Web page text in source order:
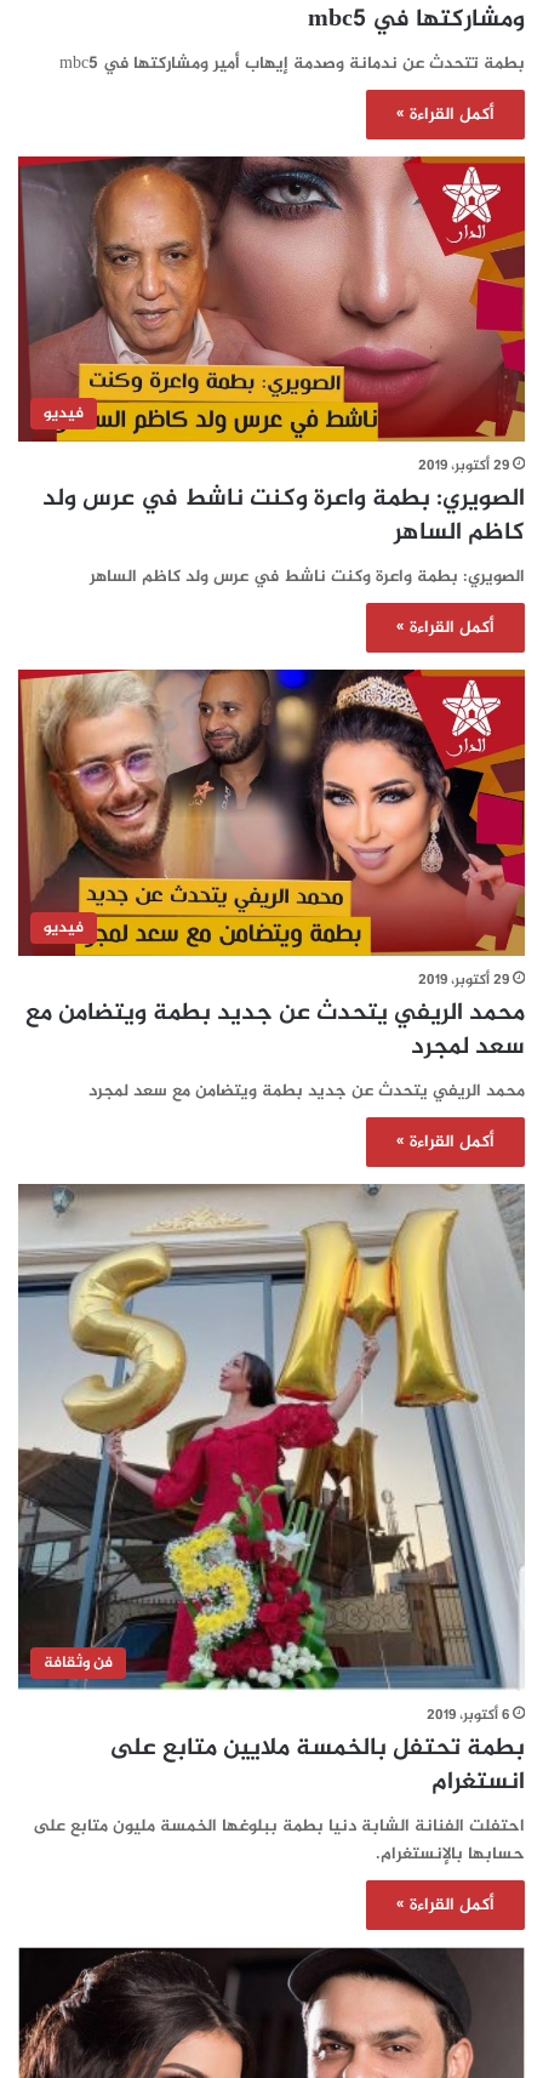
ومشاركتها في mbc5
بطمة تتحدث عن ندمانة وصدمة إيهاب أمير ومشاركتها في mbc5
أكمل القراءة »
فيديو
29 أكتوبر، 2019
الصويري: بطمة واعرة وكنت ناشط في عرس ولد
كاظم الساهر
الصويري: بطمة واعرة وكنت ناشط في عرس ولد كاظم الساهر
أكمل القراءة »
فيديو
29 أكتوبر، 2019
محمد الريفي يتحدث عن جديد بطمة ويتضامن مع
سعد لمجرد
محمد الريفي يتحدث عن جديد بطمة ويتضامن مع سعد لمجرد
أكمل القراءة »
فن وثقافة
6 أكتوبر، 2019
بطمة تحتفل بالخمسة ملايين متابع على
انستغرام
احتفلت الفنانة الشابة دنيا بطمة ببلوغها الخمسة مليون متابع على
حسابها بالإنستغرام.
أكمل القراءة »